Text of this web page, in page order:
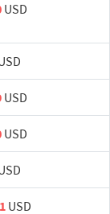
USD
USD
USD
USD